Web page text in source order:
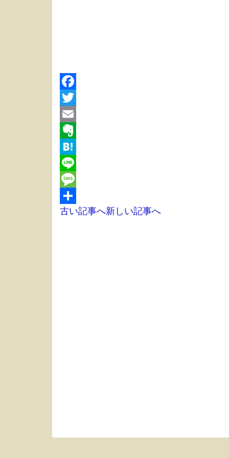
Facebook
Twitter
Email
Evernote
Hatena
Line
Message
共
古い記事へ新しい記事へ